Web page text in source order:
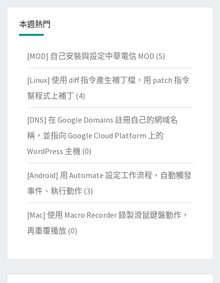
本週熱門
[MOD] 自己安裝與設定中華電信 MOD (5)
[Linux] 使用 diff 指令產生補丁檔，用 patch 指令
幫程式上補丁 (4)
[DNS] 在 Google Domains 註冊自己的網域名
稱，並指向 Google Cloud Platform 上的
WordPress 主機 (0)
[Android] 用 Automate 設定工作流程，自動觸發
事件、執行動作 (3)
[Mac] 使用 Macro Recorder 錄製滑鼠鍵盤動作，
再重覆播放 (0)